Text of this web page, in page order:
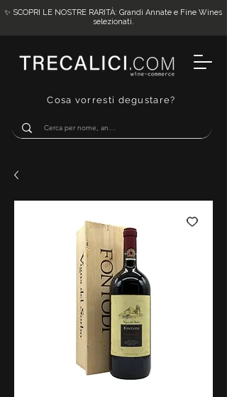
Cosa vorresti degustare?
✨ SCOPRI LE NOSTRE RARITÀ: Grandi Annate e Fine Wines
selezionati.